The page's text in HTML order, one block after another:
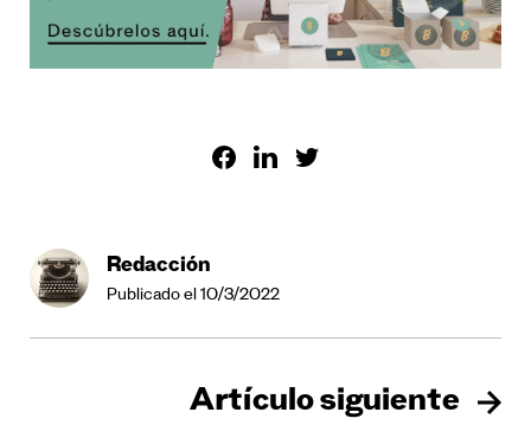
Redacción
Publicado el 10/3/2022
Artículo siguiente